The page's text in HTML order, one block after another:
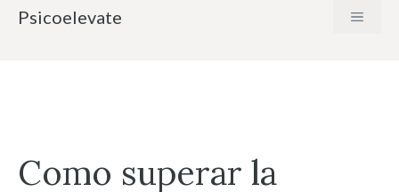
SaltarPsicoelevate MENÚ
Como superar la